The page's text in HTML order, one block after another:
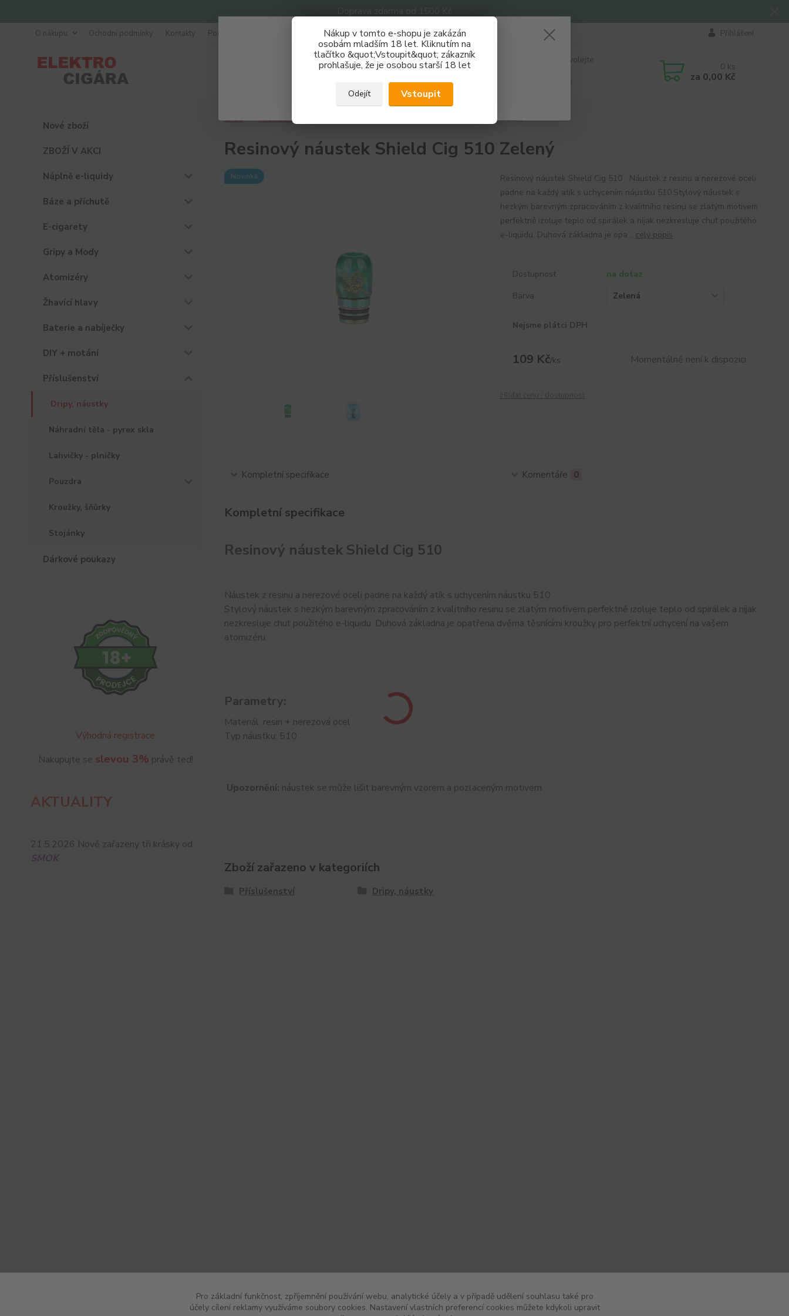
Doprava zdarma od 1500 Kč
Nákup v tomto e-shopu je zakázán
osobám mladším 18 let. Kliknutím na
tlačítko &quot;Vstoupit&quot; zákazník
prohlašuje, že je osobou starší 18 let
Odejít Vstoupit
O nákupu Ochodní podmínky Kontakty Poradna Přihlášení
Hledat
Nevíte si rady? Zavolejte.
0 ks
za 0,00 Kč
Nové zboží
ZBOŽÍ V AKCI
Náplně e-liquidy
Báze a příchutě
E-cigarety
Gripy a Mody
Atomizéry
Žhavící hlavy
Baterie a nabíječky
DIY + motání
Příslušenství
Dripy, náustky
Náhradní těla - pyrex skla
Lahvičky - plničky
Pouzdra
Kroužky, šňůrky
Stojánky
Dárkové poukazy
Výhodná registrace
Nakupujte se slevou 3% právě teď!
AKTUALITY
21.5.2026 Nově zařazeny tři krásky od
SMOK
Úvod Příslušenství Resinový náustek Shield Cig 510 Zelený
Resinový náustek Shield Cig 510 Zelený
Novinka
Resinový náustek Shield Cig 510 Náustek z resinu a nerezové oceli
padne na každý atík s uchycením náustku 510.Stylový náustek s
hezkým barevným zpracováním z kvalitního resinu se zlatým motivem
perfektně izoluje teplo od spirálek a nijak nezkresluje chuť použitého
e-liquidu. Duhová základna je opa... celý popis
Dostupnost
na dotaz
Barva
Nejsme plátci DPH
109 Kč/ks Momentálně není k dispozici
Kompletní specifikace Komentáře 0
Kompletní specifikace
Resinový náustek Shield Cig 510
Náustek z resinu a nerezové oceli padne na každý atík s uchycením náustku 510.
Stylový náustek s hezkým barevným zpracováním z kvalitního resinu se zlatým motivem perfektně izoluje teplo od spirálek a nijak
nezkresluje chuť použitého e-liquidu. Duhová základna je opatřena dvěma těsnícími kroužky pro perfektní uchycení na vašem
atomizéru.
Parametry:
Materiál: resin + nerezová ocel
Typ náustku: 510
Upozornění: náustek se může lišit barevným vzorem a pozlaceným motivem
Zboží zařazeno v kategoriích
Příslušenství Dripy, náustky
Získej slevu 3%
Zaregistruj se a nakupuj se slevou právě teď!
REGISTRAČNÍ FORMULÁŘ
Zavřít
Pro základní funkčnost, zpříjemnění používání webu, analytické účely a v případě udělení souhlasu také pro
účely cílení reklamy využíváme soubory cookies. Nastavení vlastních preferencí cookies můžete kdykoli upravit